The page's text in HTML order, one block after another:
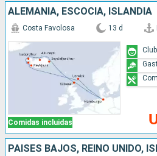
ALEMANIA, ESCOCIA, ISLANDIA
Comidas incluidas
Costa Favolosa 13 d
PAISES BAJOS, REINO UNIDO,